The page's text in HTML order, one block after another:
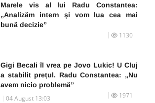
Marele vis al lui Radu Constantea:
„Analizăm intern și vom lua cea mai
bună decizie”
1130
Gigi Becali îl vrea pe Jovo Lukic! U Cluj
a stabilit prețul. Radu Constantea: „Nu
avem nicio problemă”
04 August 13:03 1971